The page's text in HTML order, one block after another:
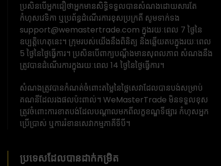
ប្រសិនបើអ្នកជឿថាអ្នកមានសិទ្ធិទទួលបានសំណងដោយសារតែ
កំហុសវេទិកា ឬប្រព័ន្ធដំណើរការខុសប្រក្រតី សូមទាក់ទង
support@wemastertrade.com ក្នុងរយៈពេល 7 ថ្ងៃនៃ
ឧប្បត្តិហេតុនេះ។ ក្រុមរបស់យើងនឹងពិនិត្យ និងឆ្លើយតបក្នុងរយៈពេល
5 ថ្ងៃនៃថ្ងៃធ្វើការ។ ប្រសិនបើពាក្យបណ្តឹងមានសុពលភាព សំណងនឹង
ត្រូវបានដំណើរការក្នុងរយៈពេល 14 ថ្ងៃនៃថ្ងៃធ្វើការ។
សំណងត្រូវបានកំណត់ចំពោះតម្លៃនៃថ្លៃសេវាដែលបានបង់សម្រាប់
គណនីដែលរងផលប៉ះពាល់។ WeMasterTrade មិនទទួលខុស
ត្រូវចំពោះការខាតបង់ដែលបណ្តាលមកពីលក្ខខណ្ឌទីផ្សារ កំហុសអ្នក
ប្រើប្រាស់ ឬការរំខានសេវាកម្មភាគីទីបី។
ប្រទេសដែលបានដាក់កម្រិត